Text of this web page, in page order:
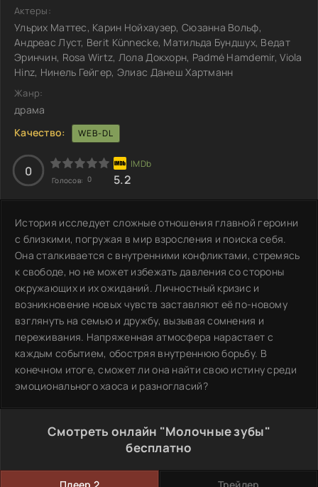
Актеры:
Ульрих Маттес, Карин Нойхаузер, Сюзанна Вольф,
Андреас Луст, Berit Künnecke, Матильда Бундшух, Ведат
Эринчин, Rosa Wirtz, Лола Докхорн, Padmé Hamdemir, Viola
Hinz, Нинель Гейгер, Элиас Данеш Хартманн
Жанр:
драма
Качество:
WEB-DL
0
Голосов: 0 5.2
История исследует сложные отношения главной героини
с близкими, погружая в мир взросления и поиска себя.
Она сталкивается с внутренними конфликтами, стремясь
к свободе, но не может избежать давления со стороны
окружающих и их ожиданий. Личностный кризис и
возникновение новых чувств заставляют её по-новому
взглянуть на семью и дружбу, вызывая сомнения и
переживания. Напряженная атмосфера нарастает с
каждым событием, обостряя внутреннюю борьбу. В
конечном итоге, сможет ли она найти свою истину среди
эмоционального хаоса и разногласий?
Смотреть онлайн "Молочные зубы"
бесплатно